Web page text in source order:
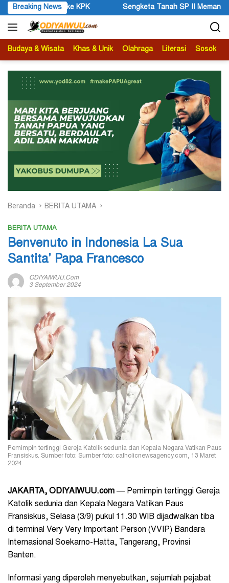
Langsung
ke
konten
Breaking News
SP II Memanas, Pengadilan Negeri Timika Tegaskan Eksekusi
Budaya & Wisata Khas & Unik Olahraga Literasi Sosok
Beranda BERITA UTAMA
BERITA UTAMA
Benvenuto in Indonesia La Sua
Santita’ Papa Francesco
ODIYAIWUU.com
3 September 2024
Pemimpin tertinggi Gereja Katolik sedunia dan Kepala Negara Vatikan Paus
Fransiskus. Sumber foto: Sumber foto: catholicnewsagency.com, 13 Maret
2024
JAKARTA, ODIYAIWUU.com — Pemimpin tertinggi Gereja
Katolik sedunia dan Kepala Negara Vatikan Paus
Fransiskus, Selasa (3/9) pukul 11.30 WIB dijadwalkan tiba
di terminal Very Very Important Person (VVIP) Bandara
Internasional Soekarno-Hatta, Tangerang, Provinsi
Banten.
Informasi yang diperoleh menyebutkan, sejumlah pejabat